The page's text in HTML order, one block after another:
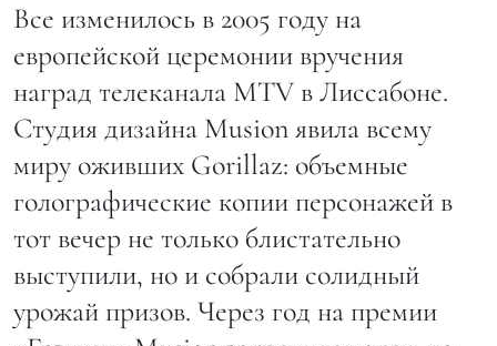
Все изменилось в 2005 году на
европейской церемонии вручения
наград телеканала MTV в Лиссабоне.
Студия дизайна Musion явила всему
миру оживших Gorillaz: объемные
голографические копии персонажей в
тот вечер не только блистательно
выступили, но и собрали солидный
урожай призов. Через год на премии